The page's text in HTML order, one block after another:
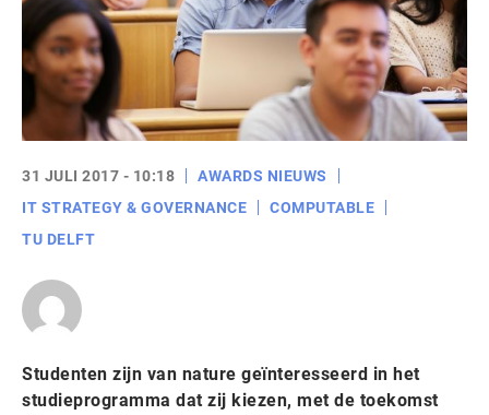
31 JULI 2017 - 10:18
AWARDS NIEUWS
IT STRATEGY & GOVERNANCE
COMPUTABLE
TU DELFT
Studenten zijn van nature geïnteresseerd in het
studieprogramma dat zij kiezen, met de toekomst